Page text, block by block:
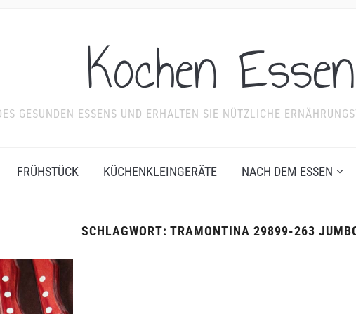
Kochen Essen
GESUNDEN ESSENS UND ERHALTEN SIE NÜTZLICHE
FRÜHSTÜCK KÜCHENKLEINGERÄTE NACH DEM ESSEN
SCHLAGWORT: TRAMONTINA 29899-263